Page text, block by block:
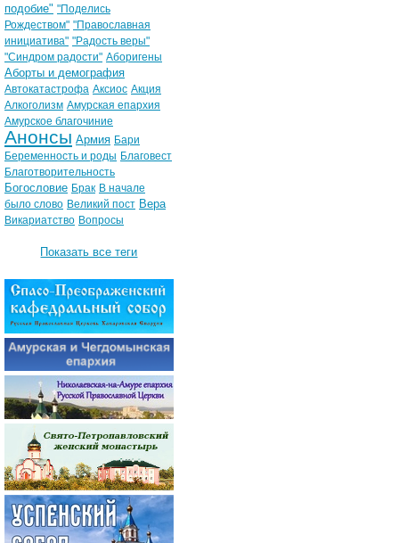
подобие" "Поделись
Рождеством" "Православная
инициатива" "Радость веры"
"Синдром радости" Аборигены
Аборты и демография
Автокатастрофа Аксиос Акция
Алкоголизм Амурская епархия
Амурское благочиние
Анонсы Армия Бари
Беременность и роды Благовест
Благотворительность
Богословие Брак В начале
было слово Великий пост Вера
Викариатство Вопросы
Показать все теги